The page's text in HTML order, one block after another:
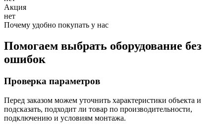
Акция
нет
Почему удобно покупать у нас
Помогаем выбрать оборудование без
ошибок
Проверка параметров
Перед заказом можем уточнить характеристики объекта и
подсказать, подходит ли товар по производительности,
подключению и условиям монтажа.